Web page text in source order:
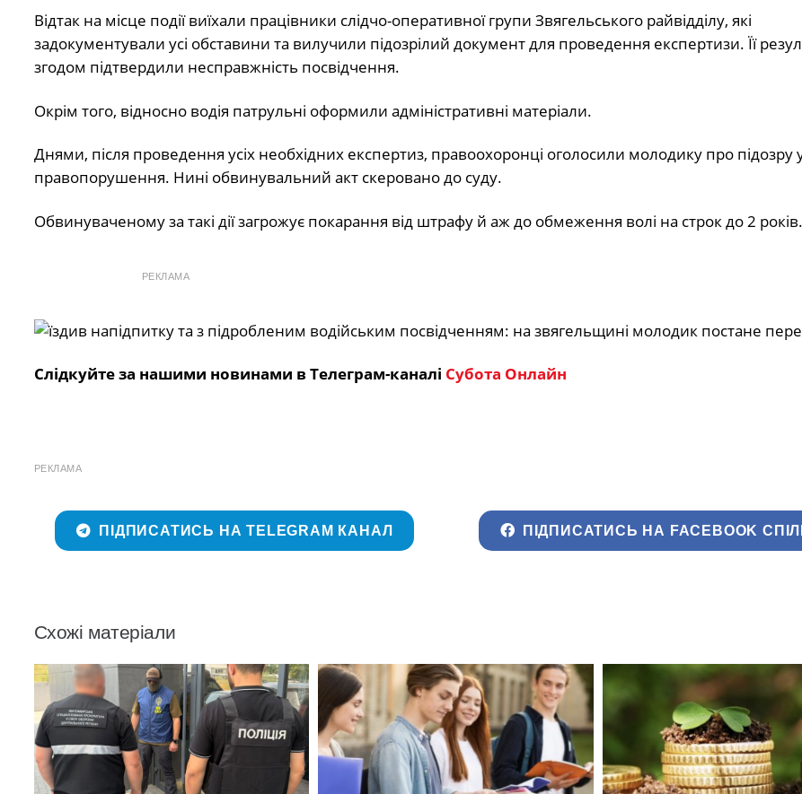
Відтак на місце події виїхали працівники слідчо-оперативної групи Звягельського райвідділу, які
задокументували усі обставини та вилучили підозрілий документ для проведення експертизи. Її
згодом підтвердили несправжність посвідчення.
Окрім того, відносно водія патрульні оформили адміністративні матеріали.
Днями, після проведення усіх необхідних експертиз, правоохоронці оголосили молодику про підозру
правопорушення. Нині обвинувальний акт скеровано до суду.
Обвинуваченому за такі дії загрожує покарання від штрафу й аж до обмеження волі на строк до 2 років.
РЕКЛАМА
Слідкуйте за нашими новинами в Телеграм-каналі Субота Онлайн
РЕКЛАМА
ПІДПИСАТИСЬ НА TELEGRAM КАНАЛ ПІДПИСАТИСЬ НА FACEBOOK
Схожі матеріали